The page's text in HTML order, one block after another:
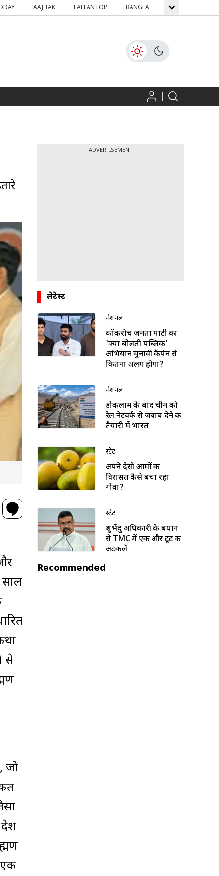
AAJ TAK LALLANTOP BANGLA GNTTV
से
जो
एक
ADVERTISEMENT
लेटेस्ट
नेशनल
कॉकरोच जनता पार्टी का
'क्या बोलती पब्लिक'
अभियान चुनावी कैंपेन से
कितना अलग होगा?
नेशनल
डोकलाम के बाद चीन को
रेल नेटवर्क से जवाब देने की
तैयारी में भारत
स्टेट
अपने देसी आमों की
विरासत कैसे बचा रहा
गोवा?
स्टेट
शुभेंदु अधिकारी के बयान
से TMC में एक और टूट की
अटकलें
Recommended